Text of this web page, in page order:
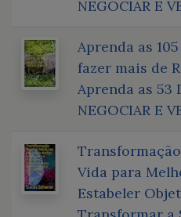
NEGOCIAR E
Aprenda as
fazer mais de
Aprenda as 53
NEGOCIAR E
Vida para
Estabeler